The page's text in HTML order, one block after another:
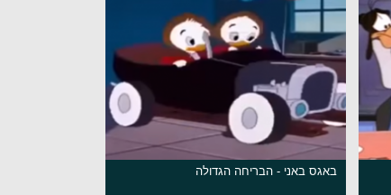
באגס באני - הבריחה הגדולה